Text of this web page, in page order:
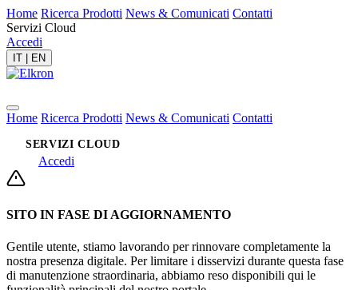
Home Ricerca Prodotti News & Comunicati Contatti
Servizi Cloud
Accedi
IT EN
Home Ricerca Prodotti News & Comunicati Contatti
SERVIZI CLOUD
Accedi
SITO IN FASE DI AGGIORNAMENTO
Gentile utente, stiamo lavorando per rinnovare completamente la
nostra presenza digitale. Per limitare i disservizi durante questa fase
di manutenzione straordinaria, abbiamo reso disponibili qui le